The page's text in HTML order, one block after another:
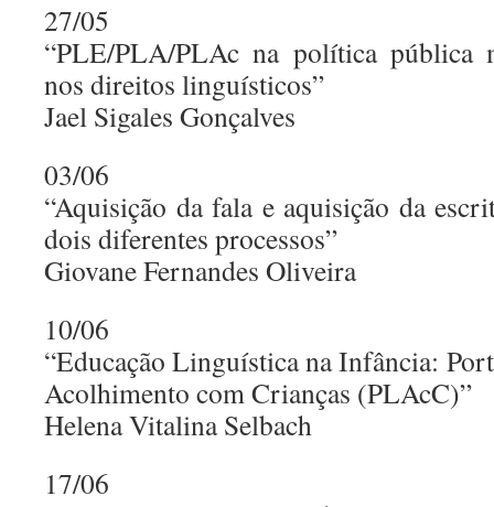
27/05
“PLE/PLA/PLAc na política pública
nos direitos linguísticos”
Jael Sigales Gonçalves
03/06
“Aquisição da fala e aquisição da
dois diferentes processos”
Giovane Fernandes Oliveira
10/06
“Educação Linguística na Infância:
Acolhimento com Crianças (PLAcC)”
Helena Vitalina Selbach
17/06